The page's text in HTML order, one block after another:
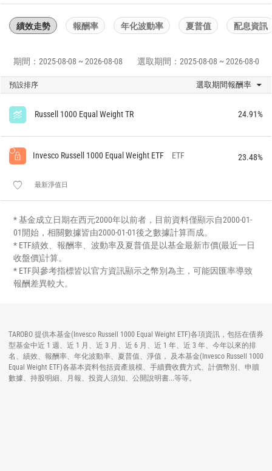
績效走勢 報酬率 年化波動率 夏普值 配息資訊
期間：2025-08-08 ~ 2026-08-08 選取期間：2025-08-08 ~ 2026-08-08
預設排序 選取期間報酬率
Russell 1000 Equal Weight TR 24.91%
Invesco Russell 1000 Equal Weight ETF ETF 23.48%
最新淨值日
* 基金成立日期在西元2000年以前者，目前資料僅顯示自2000-01-
01開始，相關數據皆由2000-01-01後之數據計算而成。
* ETF績效、報酬率、波動率及夏普值是以基金最新市價(最近一日
收盤價)計算。
* ETF與參考指標皆以官方資訊顯示之幣別為主，可能因匯率導致
報酬差異較大。
TAROBO 提供本基金(Invesco Russell 1000 Equal Weight ETF)各項資訊，包括在債券
型基金中近 1 週、近 1 月、近 3 月、近 6 月、近 1 年、近 3 年、今年以來的排
名、績效、報酬率、年化波動率、夏普值、淨值， 及本基金(Invesco Russell 1000
Equal Weight ETF)各基本資料包括資產規模、手續費收費方式、計價幣別、申贖
數據、持股明細、月報、投資人須知、公開說明書...等等。